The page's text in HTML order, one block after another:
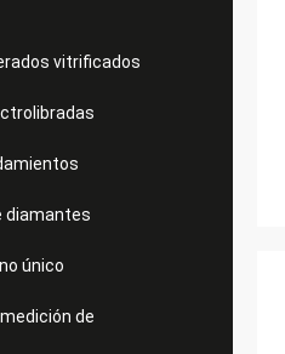
vitrificados
diamantes
único
de